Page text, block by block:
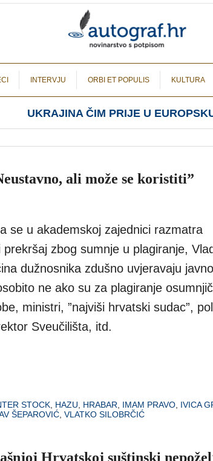
INTERVJU ORBI ET POPULIS KULTURA
UKRAJINA ČIM PRIJE U
ali može se koristiti”
se u akademskoj zajednici razmatra
prekršaj zbog sumnje u plagiranje,
dužnosnika zdušno uvjeravaju
ne ako su za plagiranje
ministri, ”najviši hrvatski sudac”,
Sveučilišta, itd.
STOCK, HAZU, HRABAR, IMAM PRAVO, IVICA
ŠEPAROVIĆ, VLATKO SILOBRČIĆ
Hrvatskoj suštinski